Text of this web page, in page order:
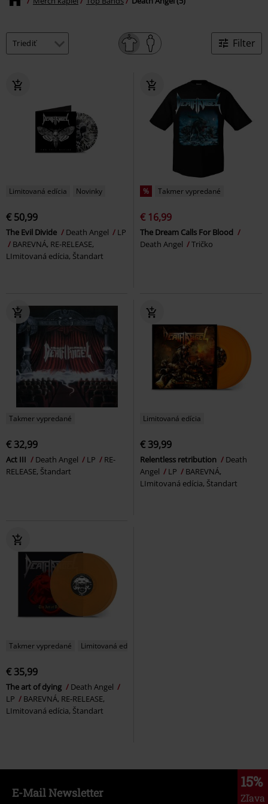
Filter
Limitovaná edícia Novinky
€ 50,99
The Evil Divide Death Angel
LP
BAREVNÁ, RE-RELEASE,
LImitovaná edícia, Štandart
% Takmer vypredané
€ 16,99
The Dream Calls For Blood
Death Angel
Tričko
Takmer vypredané
€ 32,99
Act III Death Angel LP
RE-
RELEASE, Štandart
Limitovaná edícia
€ 39,99
Relentless retribution
Death
Angel
LP
BAREVNÁ,
LImitovaná edícia, Štandart
Takmer vypredané Limitovaná edícia
€ 35,99
The art of dying
Death Angel
LP
BAREVNÁ, RE-RELEASE,
LImitovaná edícia, Štandart
15%
Zľava
E-Mail Newsletter